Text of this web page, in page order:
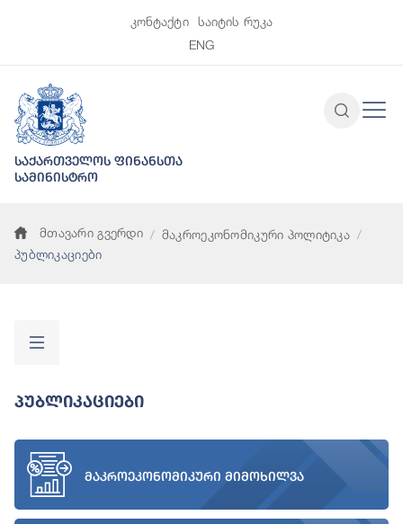
კონტაქტი
საიტის რუკა
ENG
საქართველოს ფინანსთა
სამინისტრო
მთავარი გვერდი
მაკროეკონომიკური პოლიტიკა
პუბლიკაციები
Პუბლიკაციები
მაკროეკონომიკური მიმოხილვა